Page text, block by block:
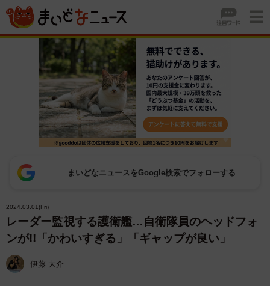
まいどなニュースをGoogle検索でフォローする
2024.03.01(Fri)
レーダー監視する護衛艦…自衛隊員のヘッドフォ
ンが!!「かわいすぎる」「ギャップが良い」
伊藤 大介